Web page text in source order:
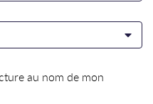
au nom de mon